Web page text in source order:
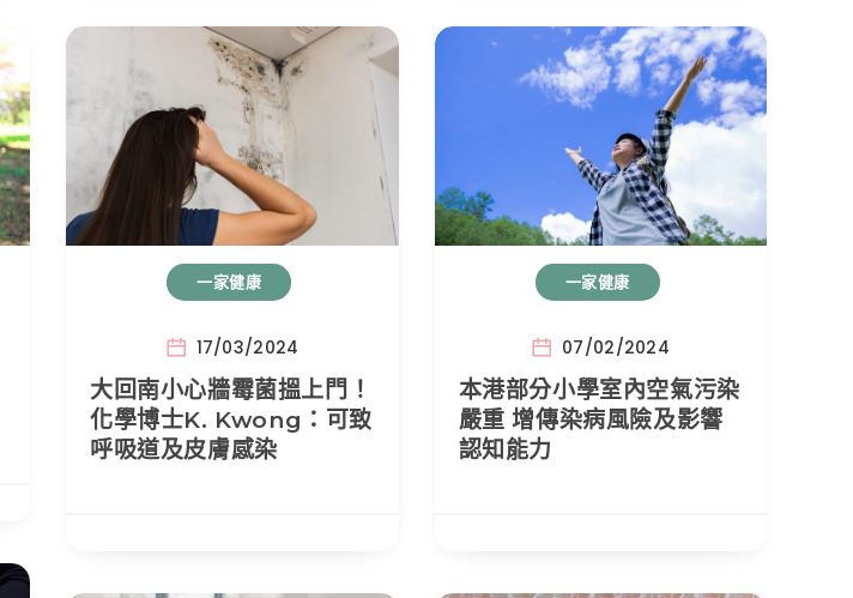
一家健康
17/03/2024
大回南小心牆霉菌搵上門！
化學博士K. Kwong：可致
呼吸道及皮膚感染
一家健康
07/02/2024
本港部分小學室內空氣污染
嚴重 增傳染病風險及影響
認知能力